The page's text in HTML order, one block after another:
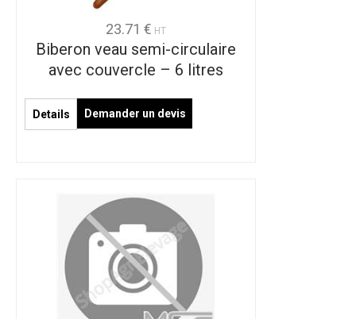
23.71 € HT
Biberon veau semi-circulaire
avec couvercle – 6 litres
Demander un devis
Details